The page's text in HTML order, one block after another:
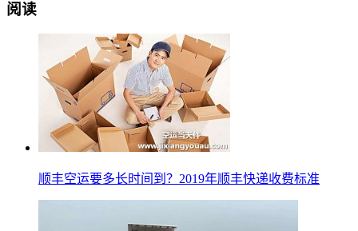
阅读
顺丰空运要多长时间到？2019年顺丰快递收费标准